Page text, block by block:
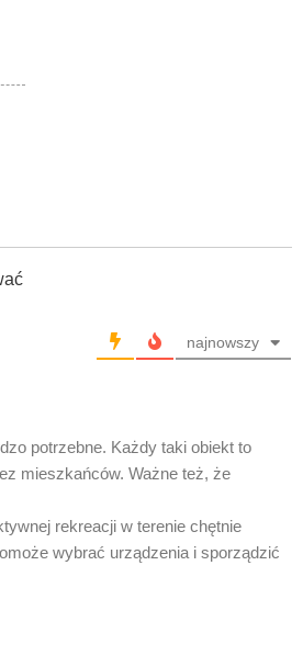
najnowszy
potrzebne. Każdy taki obiekt to
mieszkańców. Ważne też, że
rekreacji w terenie chętnie
wybrać urządzenia i sporządzić